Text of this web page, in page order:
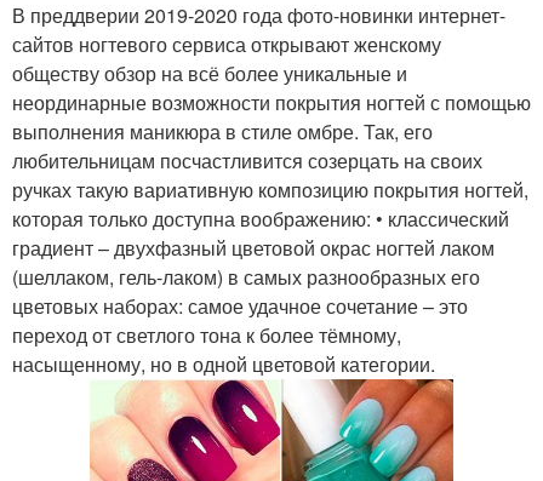
В преддверии 2019-2020 года фото-новинки интернет-
сайтов ногтевого сервиса открывают женскому
обществу обзор на всё более уникальные и
неординарные возможности покрытия ногтей с помощью
выполнения маникюра в стиле омбре. Так, его
любительницам посчастливится созерцать на своих
ручках такую вариативную композицию покрытия ногтей,
которая только доступна воображению: • классический
градиент – двухфазный цветовой окрас ногтей лаком
(шеллаком, гель-лаком) в самых разнообразных его
цветовых наборах: самое удачное сочетание – это
переход от светлого тона к более тёмному,
насыщенному, но в одной цветовой категории.